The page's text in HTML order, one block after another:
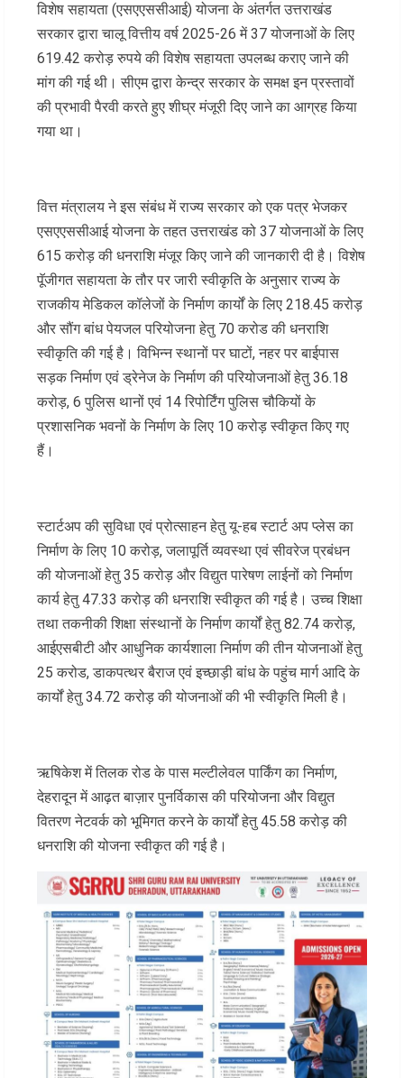
विशेष सहायता (एसएएससीआई) योजना के अंतर्गत उत्तराखंड
सरकार द्वारा चालू वित्तीय वर्ष 2025-26 में 37 योजनाओं के लिए
619.42 करोड़ रुपये की विशेष सहायता उपलब्ध कराए जाने की
मांग की गई थी। सीएम द्वारा केन्द्र सरकार के समक्ष इन प्रस्तावों
की प्रभावी पैरवी करते हुए शीघ्र मंजूरी दिए जाने का आग्रह किया
गया था।
वित्त मंत्रालय ने इस संबंध में राज्य सरकार को एक पत्र भेजकर
एसएएससीआई योजना के तहत उत्तराखंड को 37 योजनाओं के लिए
615 करोड़ की धनराशि मंजूर किए जाने की जानकारी दी है। विशेष
पॅूजीगत सहायता के तौर पर जारी स्वीकृति के अनुसार राज्य के
राजकीय मेडिकल कॉलेजों के निर्माण कार्यों के लिए 218.45 करोड़
और सौंग बांध पेयजल परियोजना हेतु 70 करोड की धनराशि
स्वीकृति की गई है। विभिन्न स्थानों पर घाटों, नहर पर बाईपास
सड़क निर्माण एवं ड्रेनेज के निर्माण की परियोजनाओं हेतु 36.18
करोड़, 6 पुलिस थानों एवं 14 रिपोर्टिंग पुलिस चौकियों के
प्रशासनिक भवनों के निर्माण के लिए 10 करोड़ स्वीकृत किए गए
हैं।
स्टार्टअप की सुविधा एवं प्रोत्साहन हेतु यू-हब स्टार्ट अप प्लेस का
निर्माण के लिए 10 करोड़, जलापूर्ति व्यवस्था एवं सीवरेज प्रबंधन
की योजनाओं हेतु 35 करोड़ और विद्युत पारेषण लाईनों को निर्माण
कार्य हेतु 47.33 करोड़ की धनराशि स्वीकृत की गई है। उच्च शिक्षा
तथा तकनीकी शिक्षा संस्थानों के निर्माण कार्यों हेतु 82.74 करोड़,
आईएसबीटी और आधुनिक कार्यशाला निर्माण की तीन योजनाओं हेतु
25 करोड, डाकपत्थर बैराज एवं इच्छाड़ी बांध के पहुंच मार्ग आदि के
कार्यों हेतु 34.72 करोड़ की योजनाओं की भी स्वीकृति मिली है।
ऋषिकेश में तिलक रोड के पास मल्टीलेवल पार्किंग का निर्माण,
देहरादून में आढ़त बाज़ार पुनर्विकास की परियोजना और विद्युत
वितरण नेटवर्क को भूमिगत करने के कार्यों हेतु 45.58 करोड़ की
धनराशि की योजना स्वीकृत की गई है।